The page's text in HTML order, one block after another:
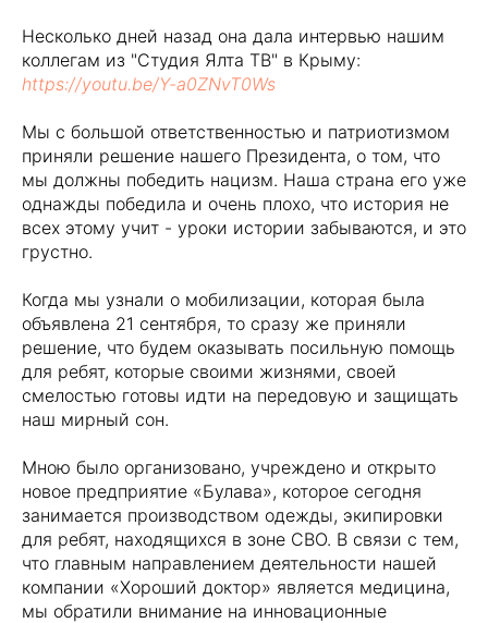
Несколько дней назад она дала интервью нашим
коллегам из "Студия Ялта ТВ" в Крыму:
https://youtu.be/Y-a0ZNvT0Ws
Мы с большой ответственностью и патриотизмом
приняли решение нашего Президента, о том, что
мы должны победить нацизм. Наша страна его уже
однажды победила и очень плохо, что история не
всех этому учит - уроки истории забываются, и это
грустно.
Когда мы узнали о мобилизации, которая была
объявлена 21 сентября, то сразу же приняли
решение, что будем оказывать посильную помощь
для ребят, которые своими жизнями, своей
смелостью готовы идти на передовую и защищать
наш мирный сон.
Мною было организовано, учреждено и открыто
новое предприятие «Булава», которое сегодня
занимается производством одежды, экипировки
для ребят, находящихся в зоне СВО. В связи с тем,
что главным направлением деятельности нашей
компании «Хороший доктор» является медицина,
мы обратили внимание на инновационные